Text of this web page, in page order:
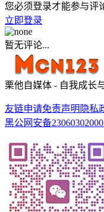
您必须登录才能参与评
立即登录
暂无评论...
栗他自媒体 - 自我成长
友链申请免责声明 隐私
黑公网安备